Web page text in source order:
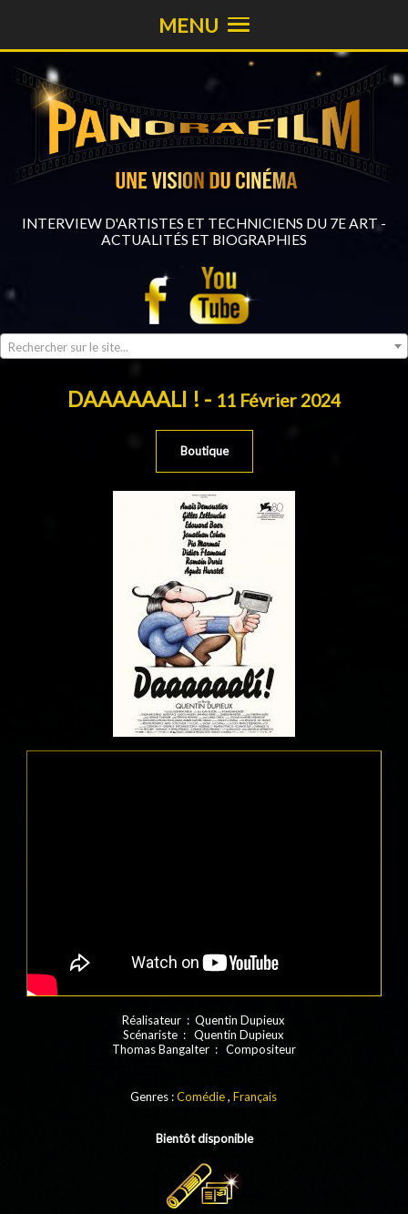
INTERVIEW D'ARTISTES ET TECHNICIENS DU 7E ART -
ACTUALITÉS ET BIOGRAPHIES
Rechercher sur le site...
MENU
DAAAAAALI ! - 11 Février 2024
Boutique
Réalisateur : Quentin Dupieux
Scénariste : Quentin Dupieux
Thomas Bangalter : Compositeur
Genres :Comédie,Français
Bientôt disponible